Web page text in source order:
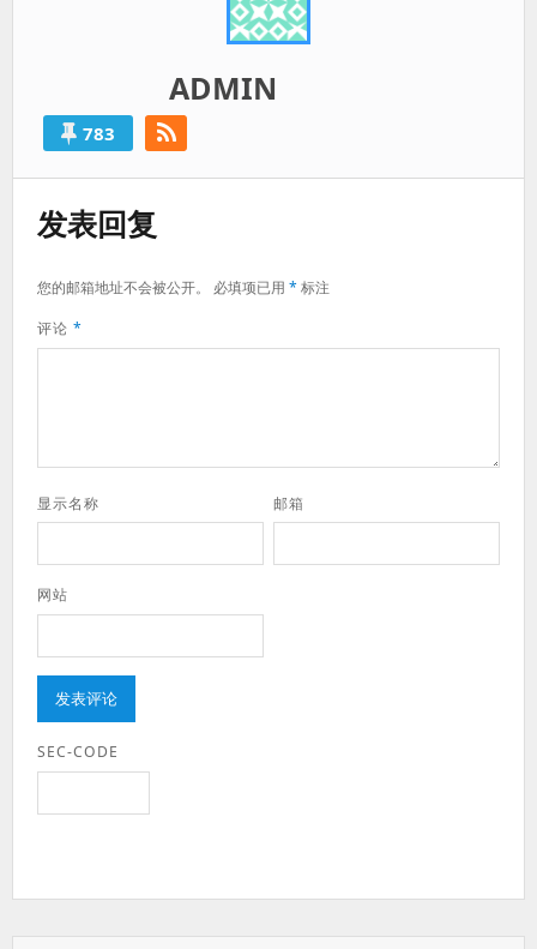
ADMIN
783
发表回复
您的邮箱地址不会被公开。 必填项已用 *标注
评论 *
显示名称 邮箱
网站
SEC-CODE